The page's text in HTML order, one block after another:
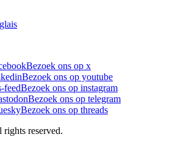
Bezoek ons op x
Bezoek ons op youtube
feedBezoek ons op instagram
Bezoek ons op telegram
Bezoek ons op threads
reserved.